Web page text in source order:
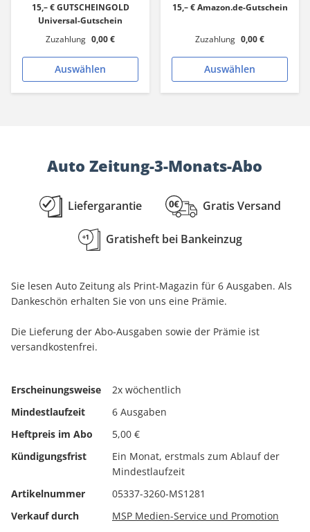
15,– € GUTSCHEINGOLD
Universal-Gutschein
Zuzahlung 0,00 €
Auswählen
15,– € Amazon.de-Gutschein
Zuzahlung 0,00 €
Auswählen
Auto Zeitung-3-Monats-Abo
Liefergarantie Gratis Versand
Gratisheft bei Bankeinzug
Sie lesen Auto Zeitung als Print-Magazin für 6 Ausgaben. Als
Dankeschön erhalten Sie von uns eine Prämie.
Die Lieferung der Abo-Ausgaben sowie der Prämie ist
versandkostenfrei.
Erscheinungsweise
2x wöchentlich
Mindestlaufzeit
6 Ausgaben
Heftpreis im Abo
5,00 €
Kündigungsfrist
Ein Monat, erstmals zum Ablauf der
Mindestlaufzeit
Artikelnummer
05337-3260-MS1281
Verkauf durch
MSP Medien-Service und Promotion